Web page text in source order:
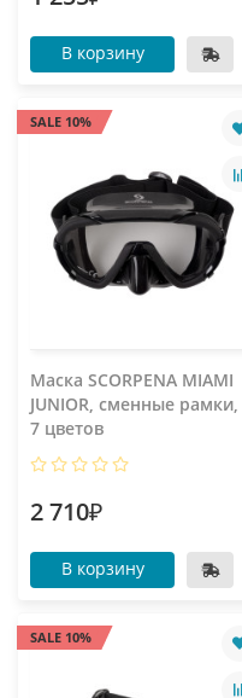
В корзину
SALE 10%
Маска SCORPENA MIAMI
JUNIOR, сменные рамки,
7 цветов
2 710₽
В корзину
SALE 10%